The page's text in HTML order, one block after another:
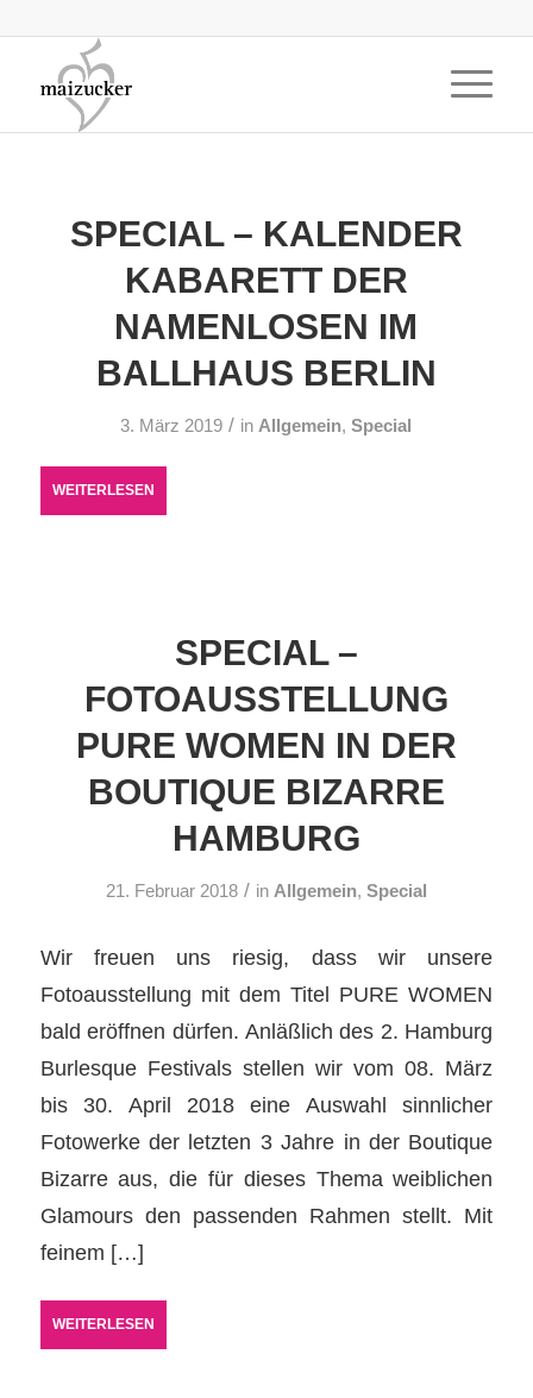
SPECIAL – KALENDER
KABARETT DER
NAMENLOSEN IM
BALLHAUS BERLIN
3. März 2019 / in Allgemein,Special
WEITERLESEN
SPECIAL –
FOTOAUSSTELLUNG
PURE WOMEN IN DER
BOUTIQUE BIZARRE
HAMBURG
21. Februar 2018 / in Allgemein, Special
Wir freuen uns riesig, dass wir unsere
Fotoausstellung mit dem Titel PURE WOMEN
bald eröffnen dürfen. Anläßlich des 2. Hamburg
Burlesque Festivals stellen wir vom 08. März
bis 30. April 2018 eine Auswahl sinnlicher
Fotowerke der letzten 3 Jahre in der Boutique
Bizarre aus, die für dieses Thema weiblichen
Glamours den passenden Rahmen stellt. Mit
feinem […]
WEITERLESEN